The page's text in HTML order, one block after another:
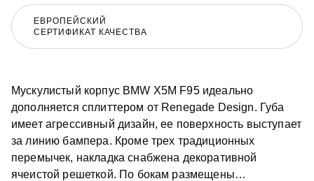
ЕВРОПЕЙСКИЙ
СЕРТИФИКАТ КАЧЕСТВА
Мускулистый корпус BMW X5M F95 идеально
дополняется сплиттером от Renegade Design. Губа
имеет агрессивный дизайн, ее поверхность выступает
за линию бампера. Кроме трех традиционных
перемычек, накладка снабжена декоративной
ячеистой решеткой. По бокам размещены